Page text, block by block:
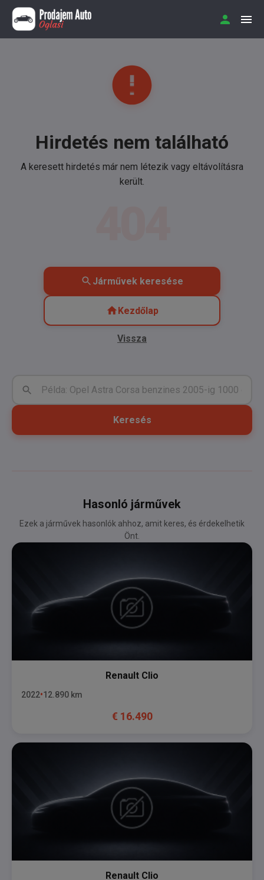
Hirdetés nem található
A keresett hirdetés már nem létezik vagy eltávolításra
került.
Járművek keresése
Kezdőlap
Vissza
Keresés
Hasonló járművek
Ezek a járművek hasonlók ahhoz, amit keres, és érdekelhetik
Önt.
Renault Clio
2022 12.890 km
€ 16.490
Renault Clio